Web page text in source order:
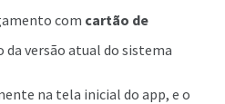
com cartão de
da versão atual do sistema
na tela inicial do app, e o